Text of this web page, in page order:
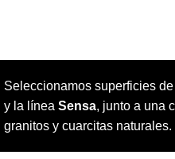
Seleccionamos superficies
y la líneaSensa, junto a una
granitos y cuarcitas naturales.